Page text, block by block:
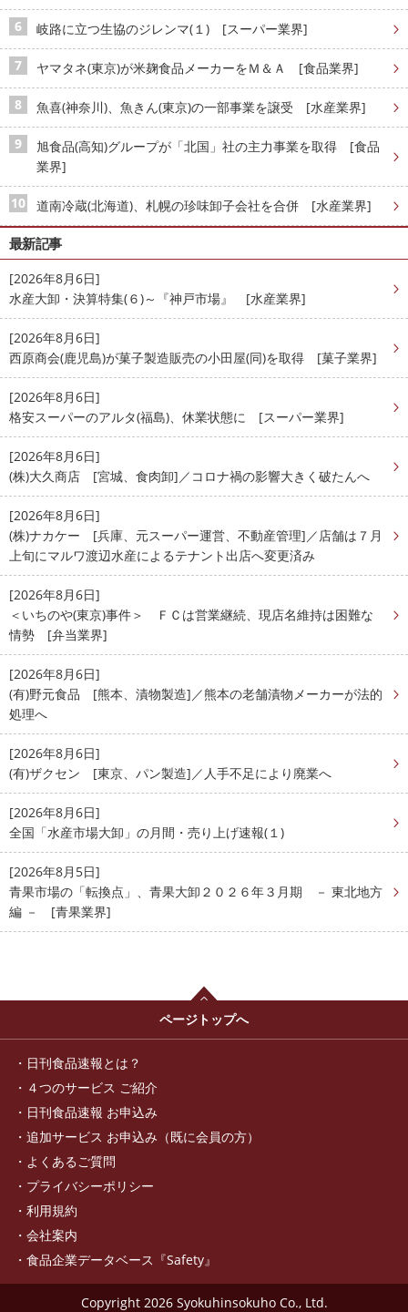
岐路に立つ生協のジレンマ(１) [スーパー業界]
ヤマタネ(東京)が米麹食品メーカーをＭ＆Ａ [食品業界]
魚喜(神奈川)、魚きん(東京)の一部事業を譲受 [水産業界]
旭食品(高知)グループが「北国」社の主力事業を取得 [食品
業界]
道南冷蔵(北海道)、札幌の珍味卸子会社を合併 [水産業界]
最新記事
[2026年8月6日]
水産大卸・決算特集(６)～『神戸市場』 [水産業界]
[2026年8月6日]
西原商会(鹿児島)が菓子製造販売の小田屋(同)を取得 [菓子業界]
[2026年8月6日]
格安スーパーのアルタ(福島)、休業状態に [スーパー業界]
[2026年8月6日]
(株)大久商店 [宮城、食肉卸]／コロナ禍の影響大きく破たんへ
[2026年8月6日]
(株)ナカケー [兵庫、元スーパー運営、不動産管理]／店舗は７月
上旬にマルワ渡辺水産によるテナント出店へ変更済み
[2026年8月6日]
＜いちのや(東京)事件＞ ＦＣは営業継続、現店名維持は困難な
情勢 [弁当業界]
[2026年8月6日]
(有)野元食品 [熊本、漬物製造]／熊本の老舗漬物メーカーが法的
処理へ
[2026年8月6日]
(有)ザクセン [東京、パン製造]／人手不足により廃業へ
[2026年8月6日]
全国「水産市場大卸」の月間・売り上げ速報(１)
[2026年8月5日]
青果市場の「転換点」、青果大卸２０２６年３月期 － 東北地方
編 － [青果業界]
ページトップへ
日刊食品速報とは？
４つのサービス ご紹介
日刊食品速報 お申込み
追加サービス お申込み（既に会員の方）
よくあるご質問
プライバシーポリシー
利用規約
会社案内
食品企業データベース『Safety』
Copyright 2026 Syokuhinsokuho Co., Ltd.